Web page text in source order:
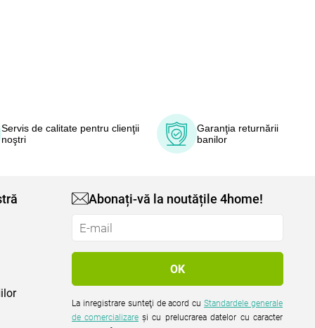
Servis de calitate pentru clienţii
noştri
Garanţia returnării
banilor
Abonați-vă la noutățile 4home!
La inregistrare sunteţi de acord cuStandardele generale
de comercializare şi cu prelucrarea datelor cu caracter